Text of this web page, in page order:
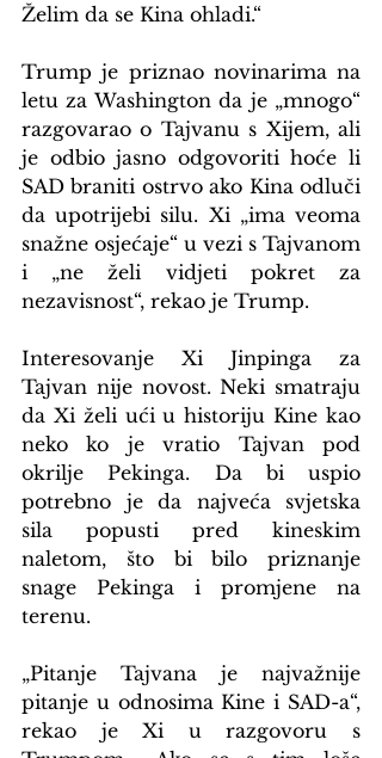
Želim da se Kina ohladi.“
Trump je priznao novinarima na
letu za Washington da je „mnogo“
razgovarao o Tajvanu s Xijem, ali
je odbio jasno odgovoriti hoće li
SAD braniti ostrvo ako Kina odluči
da upotrijebi silu. Xi „ima veoma
snažne osjećaje“ u vezi s Tajvanom
i „ne želi vidjeti pokret za
nezavisnost“, rekao je Trump.
Interesovanje Xi Jinpinga za
Tajvan nije novost. Neki smatraju
da Xi želi ući u historiju Kine kao
neko ko je vratio Tajvan pod
okrilje Pekinga. Da bi uspio
potrebno je da najveća svjetska
sila popusti pred kineskim
naletom, što bi bilo priznanje
snage Pekinga i promjene na
terenu.
„Pitanje Tajvana je najvažnije
pitanje u odnosima Kine i SAD-a“,
rekao je Xi u razgovoru s